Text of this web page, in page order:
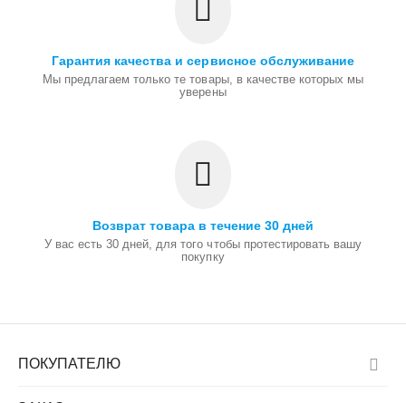
Гарантия качества и сервисное обслуживание
Мы предлагаем только те товары, в качестве которых мы
уверены
Возврат товара в течение 30 дней
У вас есть 30 дней, для того чтобы протестировать вашу
покупку
ПОКУПАТЕЛЮ